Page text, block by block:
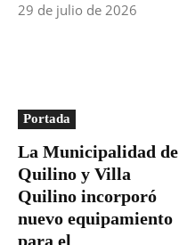
29 de julio de 2026
Portada
La Municipalidad de
Quilino y Villa
Quilino incorporó
nuevo equipamiento
para el